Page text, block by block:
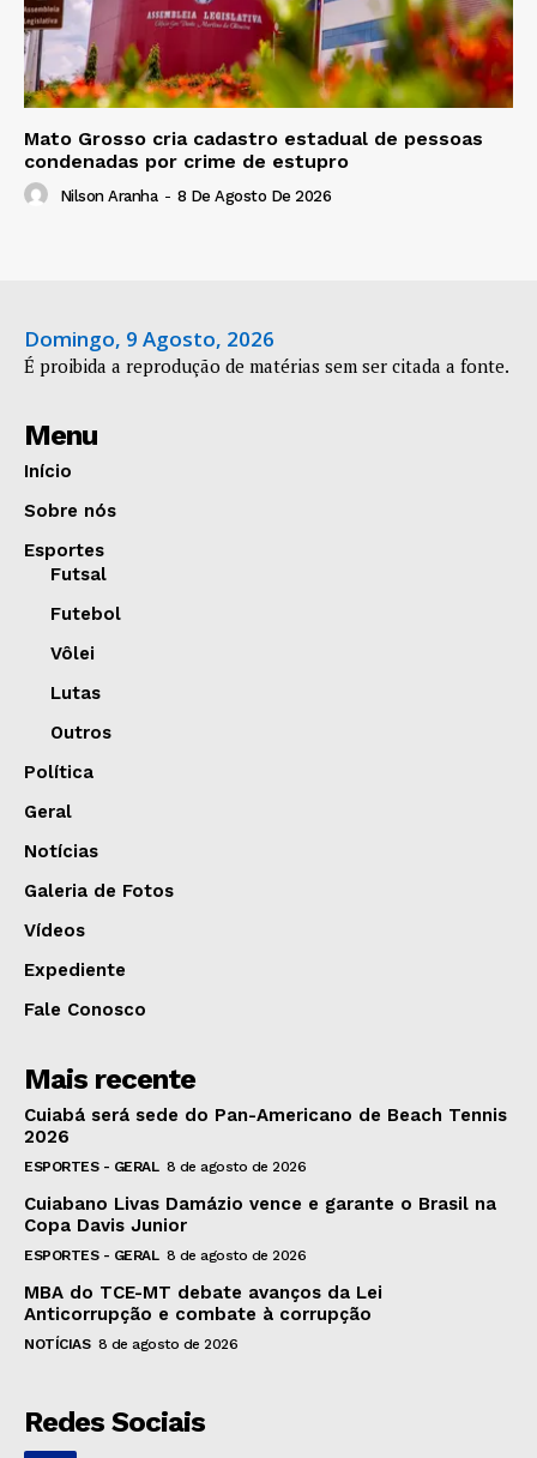
Mato Grosso cria cadastro estadual de pessoas
condenadas por crime de estupro
Nilson Aranha - 8 De Agosto De 2026
Domingo, 9 Agosto, 2026
É proibida a reprodução de matérias sem ser citada a fonte.
Menu
Início
Sobre nós
Esportes
Futsal
Futebol
Vôlei
Lutas
Outros
Política
Geral
Notícias
Galeria de Fotos
Vídeos
Expediente
Fale Conosco
Mais recente
Cuiabá será sede do Pan-Americano de Beach Tennis
2026
ESPORTES - GERAL 8 de agosto de 2026
Cuiabano Livas Damázio vence e garante o Brasil na
Copa Davis Junior
ESPORTES - GERAL 8 de agosto de 2026
MBA do TCE-MT debate avanços da Lei
Anticorrupção e combate à corrupção
NOTÍCIAS 8 de agosto de 2026
Redes Sociais